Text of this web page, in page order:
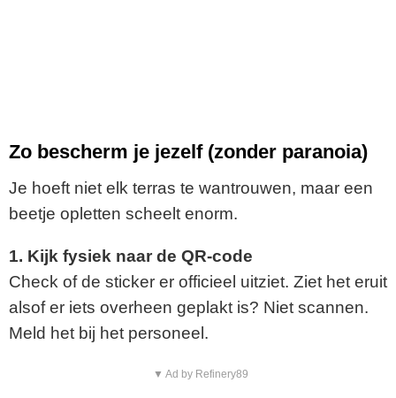
Zo bescherm je jezelf (zonder paranoia)
Je hoeft niet elk terras te wantrouwen, maar een
beetje opletten scheelt enorm.
1. Kijk fysiek naar de QR-code
Check of de sticker er officieel uitziet. Ziet het eruit
alsof er iets overheen geplakt is? Niet scannen.
Meld het bij het personeel.
▼ Ad by Refinery89